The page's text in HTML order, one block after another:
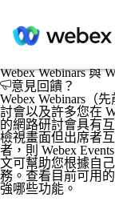
文章
2024年11月29日 |
Webex Webinars 與
意見回饋？
Webex Webinars（
討會以及許多您在
的網路研討會具有
檢視畫面但出席者
者，則 Webex
文可幫助您根據自
務。查看目前可用
強哪些功能。